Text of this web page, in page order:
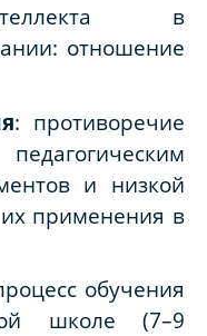
в
отношение
: противоречие
и низкой
применения в
обучения
школе (7–9